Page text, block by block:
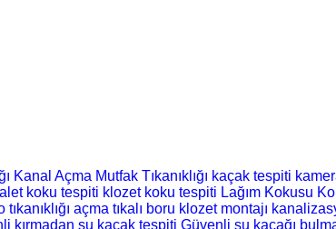
Kanal Açma Mutfak Tıkanıklığı kaçak tespiti
koku tespiti klozet koku tespiti Lağım Kokusu
tıkanıklığı açma tıkalı boru klozet montajı
kırmadan su kaçak tespiti Güvenli su kaçağı